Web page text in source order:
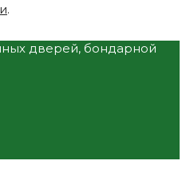
.
дверей, бондарной